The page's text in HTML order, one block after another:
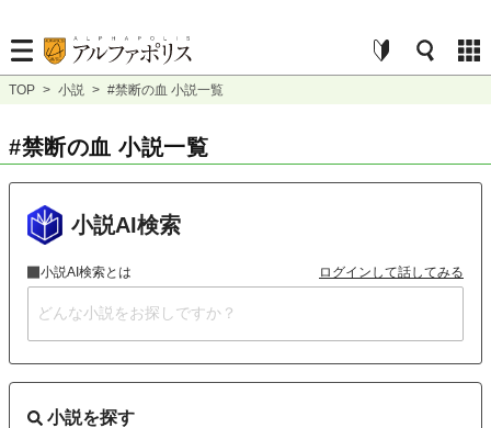
TOP > 小説 > #禁断の血 小説一覧
#禁断の血 小説一覧
小説AI検索
小説AI検索とは ログインして話してみる
小説を探す